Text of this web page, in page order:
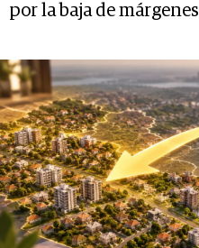
por la baja de márgenes